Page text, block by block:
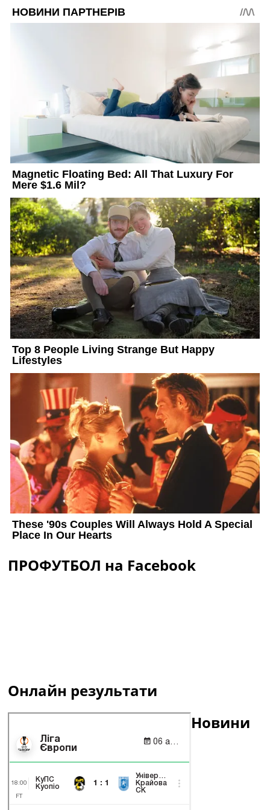
ПРОФУТБОЛ на Facebook
Онлайн результати
Новини